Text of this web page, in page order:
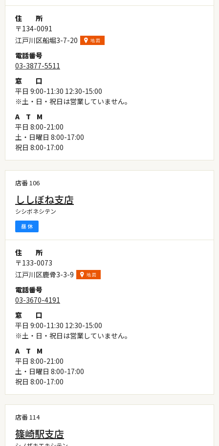
住
所
〒134-0091
江戸川区船堀3-7-20
電話番号
03-3877-5511
窓
口
平日 9:00-11:30 12:30-15:00
※土・日・祝日は営業していません。
A
T
M
平日 8:00-21:00
土・日曜日 8:00-17:00
祝日 8:00-17:00
店番 106
ししぼね支店
シシボネシテン
住
所
〒133-0073
江戸川区鹿骨3-3-9
電話番号
03-3670-4191
窓
口
平日 9:00-11:30 12:30-15:00
※土・日・祝日は営業していません。
A
T
M
平日 8:00-21:00
土・日曜日 8:00-17:00
祝日 8:00-17:00
店番 114
篠崎駅支店